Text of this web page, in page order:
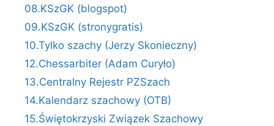
08.KSzGK (blogspot)
09.KSzGK (stronygratis)
10.Tylko szachy (Jerzy Skonieczny)
12.Chessarbiter (Adam Curyło)
13.Centralny Rejestr PZSzach
14.Kalendarz szachowy (OTB)
15.Świętokrzyski Związek Szachowy